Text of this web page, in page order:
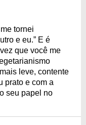
tornei
e eu.” E é
que você me
leve, contente
prato e com a
seu papel no